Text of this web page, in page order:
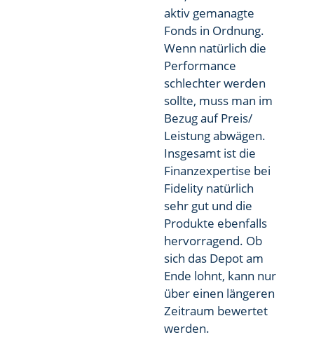
aktiv gemanagte
Fonds in Ordnung.
Wenn natürlich die
Performance
schlechter werden
sollte, muss man im
Bezug auf Preis/
Leistung abwägen.
Insgesamt ist die
Finanzexpertise bei
Fidelity natürlich
sehr gut und die
Produkte ebenfalls
hervorragend. Ob
sich das Depot am
Ende lohnt, kann nur
über einen längeren
Zeitraum bewertet
werden.